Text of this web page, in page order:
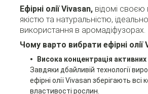
Ефірні олії Vivasan,відомі
якістю та натуральністю,
використання в аромадіфузорах.
Чому варто вибрати ефірні олії
Висока концентрація
Завдяки дбайливій технології
ефірні олії Vivasan зберігають всі
властивості рослин.